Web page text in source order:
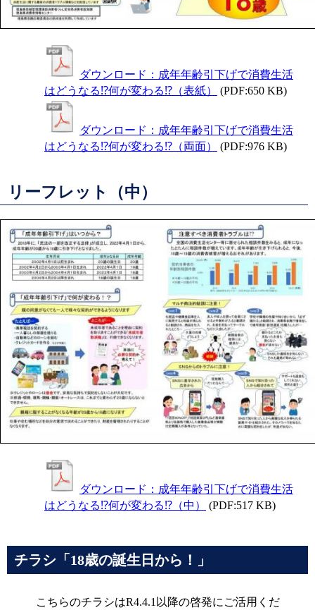
ダウンロード：成年年齢引下げで消費生活
はどうなる⁉何が変わる⁉（表紙）
(PDF:650 KB)
ダウンロード：成年年齢引下げで消費生活
はどうなる⁉何が変わる⁉（両面）
(PDF:976 KB)
リーフレット（中）
ダウンロード：成年年齢引下げで消費生活
はどうなる⁉何が変わる⁉（中）
(PDF:517 KB)
チラシ「18歳の誕生日から！」
こちらのチラシはR4.4.1以降の啓発にご活用くだ